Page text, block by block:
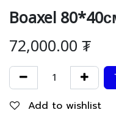
Boaxel
72,000.00₮
Add to wishlist